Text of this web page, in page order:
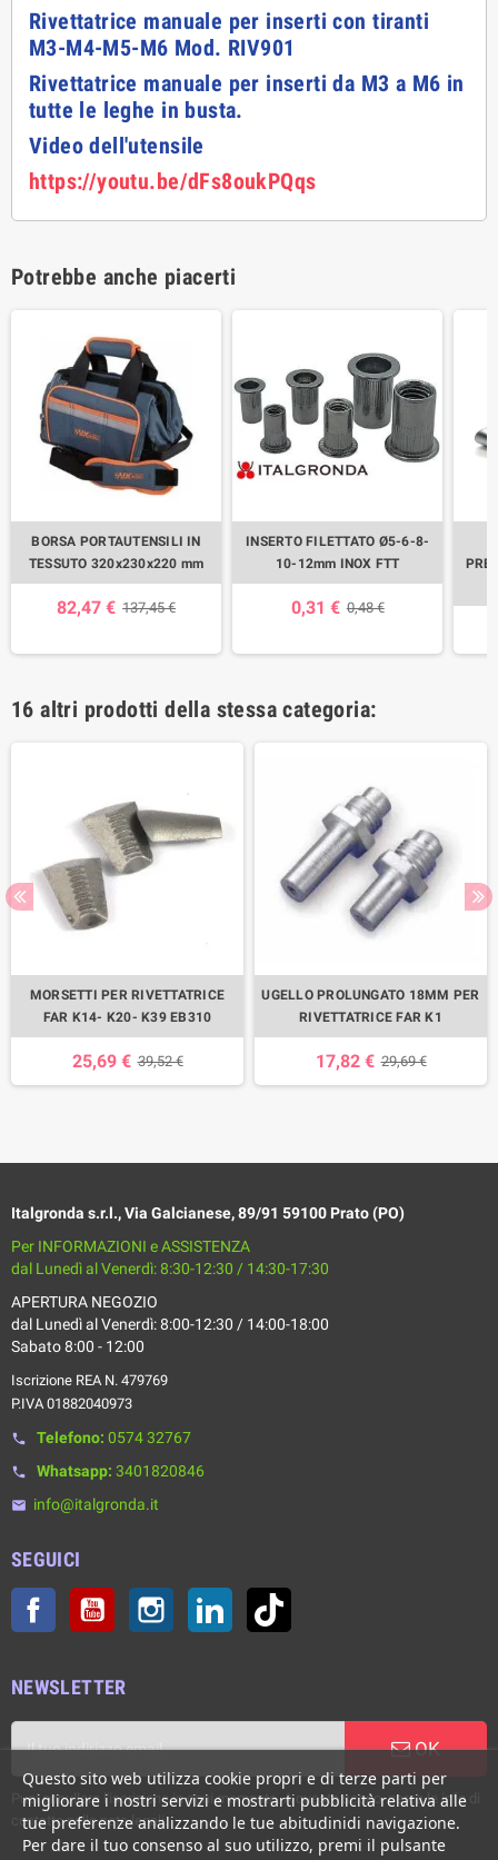
Rivettatrice manuale per inserti con tiranti
M3-M4-M5-M6 Mod. RIV901
Rivettatrice manuale per inserti da M3 a M6 in
tutte le leghe in busta.
Video dell'utensile
https://youtu.be/dFs8oukPQqs
Potrebbe anche piacerti
BORSA PORTAUTENSILI IN
TESSUTO 320x230x220 mm
82,47 € 137,45 €
INSERTO FILETTATO Ø5-6-8-
10-12mm INOX FTT
0,31 € 0,48 €
16 altri prodotti della stessa categoria:
MORSETTI PER RIVETTATRICE
FAR K14- K20- K39 EB310
25,69 € 39,52 €
UGELLO PROLUNGATO 18MM PER
RIVETTATRICE FAR K1
17,82 € 29,69 €
Italgronda s.r.l., Via Galcianese, 89/91 59100 Prato (PO)
Per INFORMAZIONI e ASSISTENZA
dal Lunedì al Venerdì: 8:30-12:30 / 14:30-17:30
APERTURA NEGOZIO
dal Lunedì al Venerdì: 8:00-12:30 / 14:00-18:00
Sabato 8:00 - 12:00
Iscrizione REA N. 479769
P.IVA 01882040973
phone Telefono: 0574 32767
phone Whatsapp: 3401820846
email info@italgronda.it
SEGUICI
Facebook YouTube Instagram LinkedIn
NEWSLETTER
OK
Puoi annullare l'iscrizione in ogni momento. A questo scopo, cerca le info di
contatto nelle note legali.
Questo sito web utilizza cookie propri e di terze parti per
migliorare i nostri servizi e mostrarti pubblicità relativa alle
tue preferenze analizzando le tue abitudinidi navigazione.
Per dare il tuo consenso al suo utilizzo, premi il pulsante